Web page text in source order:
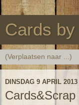
Cards
DINSDAG 9 APRIL 2013
Cards&Scrap